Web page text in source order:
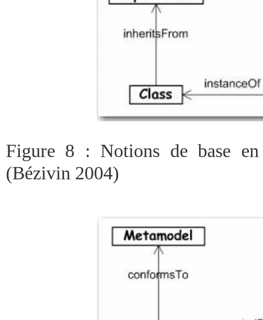
Figure 8 : Notions de base en
(Bézivin 2004)